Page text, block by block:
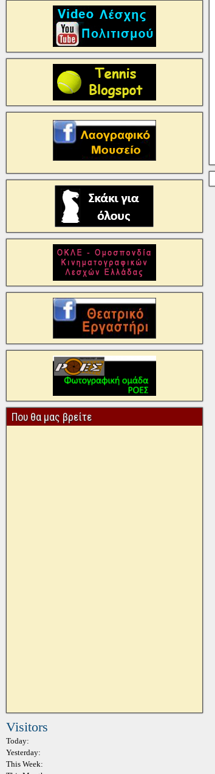
Που θα μας βρείτε
Visitors
Today:
Yesterday:
This Week: